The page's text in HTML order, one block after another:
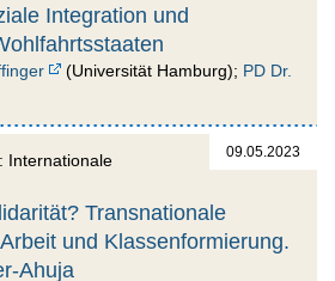
Integration und
(Universität Hamburg); PD Dr.
09.05.2023
Internationale
Transnationale
und Klassenformierung.
Ahuja